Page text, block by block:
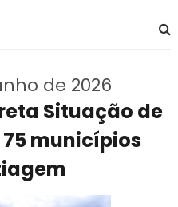
de 2026
Situação de
municípios